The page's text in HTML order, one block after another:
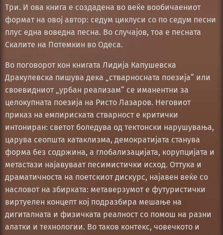
Три. И ова книга е создадена во веќе вообичаениот
формат на овој автор: седум циклуси со по седум песни
плус една воведна песна. Во случајов, тоа е песната
Скалите на Потемкин во Одеса.
Во поговорот кон книгата Лидија Капушевска
Дракулевска пишува дека „стварносната поезија“ или
своевидниот „урбан реализам“ се иманентни за
целокупната поезија на Ристо Лазаров. Неговиот
приказ на емпириската стварност е критички
интониран: светот боледува од тектонски нарушувања,
царува сеопшта катаклизма, демократијата станува
форма без содржина, а глобализацијата, корупцијата и
метастази најавуваат песимистички исход. Оттука и
драматичноста на поетскиот дискурс, најавен веќе со
насловот на збирката: метаверзумот е футуристички
виртуелен концепт кој подразбира мешање на
дигиталната и физичката реалност со помош на разни
алатки и технологии. Во таков контекс, човечкото и